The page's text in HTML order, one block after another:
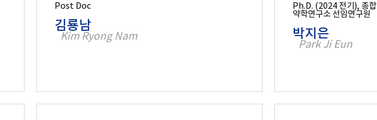
Post Doc
김룡남
Kim Ryong Nam
Ph.D. (2024 전기), 종합
약학연구소 선임연구원
박지은
Park Ji Eun